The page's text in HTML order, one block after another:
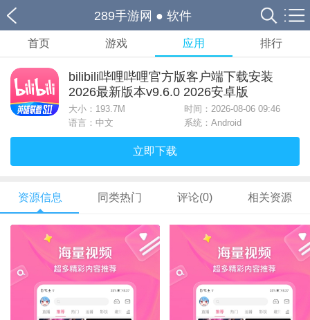
289手游网 ● 软件
首页 游戏 应用 排行
bilibili哔哩哔哩官方版客户端下载安装
2026最新版本v9.6.0 2026安卓版
大小： 193.7M
时间：2026-08-06 09:46
语言：中文
系统：Android
立即下载
资源信息 同类热门 评论(0) 相关资源